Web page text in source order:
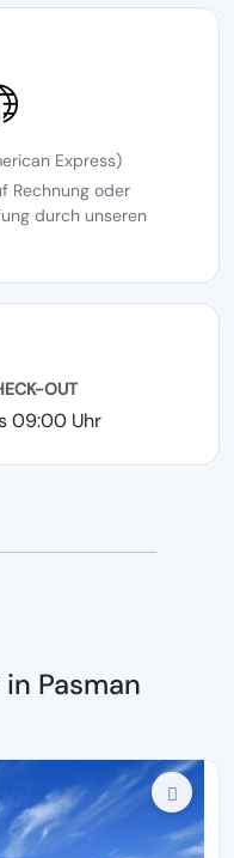
Express)
Rechnung oder
durch unseren
OUT
09:00 Uhr
Pasman